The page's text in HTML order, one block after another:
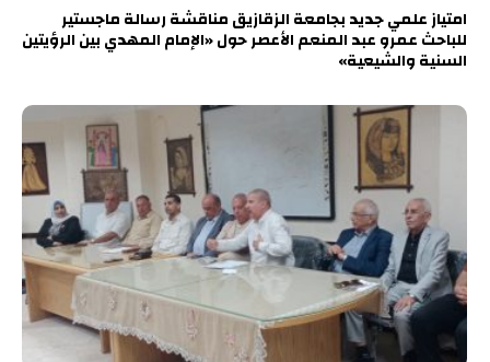
امتياز علمي جديد بجامعة الزقازيق مناقشة رسالة ماجستير
للباحث عمرو عبد المنعم الأعصر حول «الإمام المهدي بين الرؤيتين
السنية والشيعية»